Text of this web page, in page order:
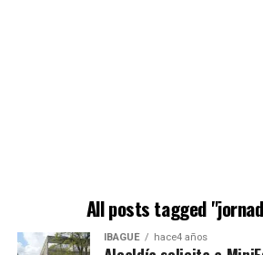
All posts tagged
IBAGUÉ hace4 años